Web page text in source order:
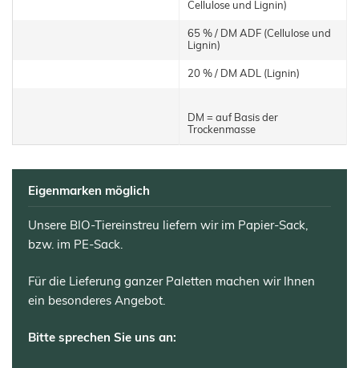
Cellulose und Lignin)
65 % / DM ADF (Cellulose und
Lignin)
20 % / DM ADL (Lignin)
DM = auf Basis der
Trockenmasse
Eigenmarken möglich
Unsere BIO-Tiereinstreu liefern wir im Papier-Sack,
bzw. im PE-Sack.
Für die Lieferung ganzer Paletten machen wir Ihnen
ein besonderes Angebot.
Bitte sprechen Sie uns an: